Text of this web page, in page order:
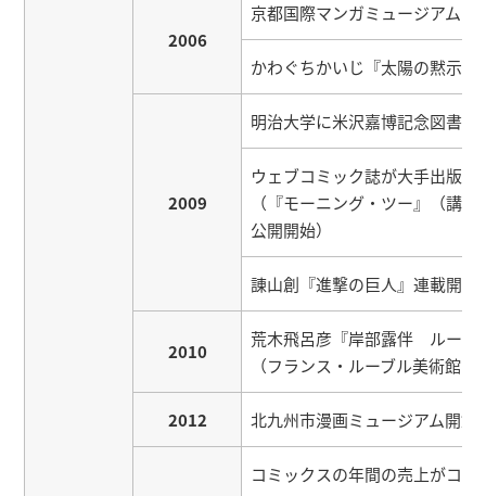
2006
京都国際マンガミュージアム（
かわぐちかいじ『太陽の黙示
2009
明治大学に米沢嘉博記念図書
ウェブコミック誌が大手出版社
（『モーニング・ツー』（講
公開開始）
諌山創『進撃の巨人』連載開始
2010
荒木飛呂彦『岸部露伴 ルーブ
（フランス・ルーブル美術館
2012 北九州市漫画ミュージアム開館
コミックスの年間の売上がコミ